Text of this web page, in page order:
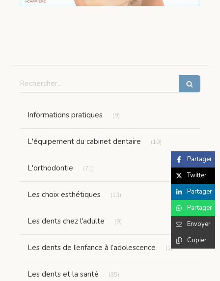
Partager
Twitter
Partager
Partager
Envoyer
Copier
Rechercher
Informations pratiques (9)
L'équipement du cabinet dentaire (10)
L'orthodontie (71)
Les choix esthétiques (13)
Les dents chez l'adulte (9)
Les dents de l’enfance à l’adolescence (1)
Articles Count
Les dents et la santé (35)